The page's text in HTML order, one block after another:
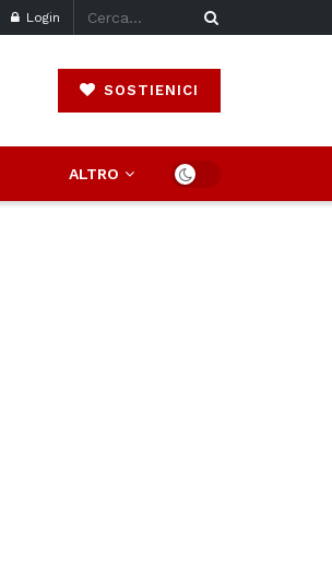
Login
SOSTIENICI
ALTRO